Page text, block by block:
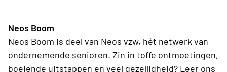
Neos Boom
Neos Boom is deel van Neos vzw, hét netwerk van
ondernemende senioren. Zin in toffe ontmoetingen,
boeiende uitstappen en veel gezelligheid? Leer ons